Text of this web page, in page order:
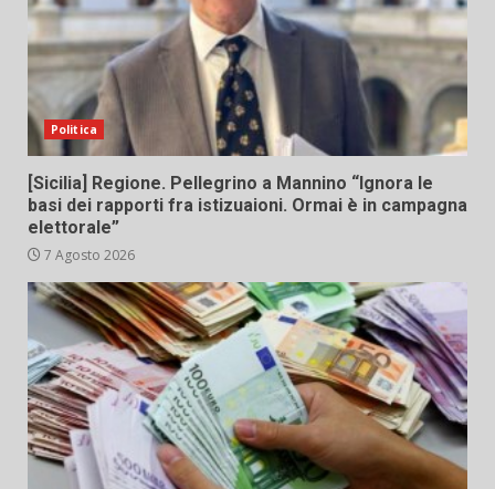
Politica
[Sicilia] Regione. Pellegrino a Mannino “Ignora le
basi dei rapporti fra istizuaioni. Ormai è in campagna
elettorale”
7 Agosto 2026